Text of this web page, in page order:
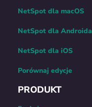
NetSpot dla macOS
NetSpot dla Androida
NetSpot dla iOS
Porównaj edycje
PRODUKT